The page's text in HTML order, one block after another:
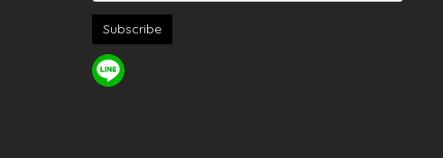
Subscribe